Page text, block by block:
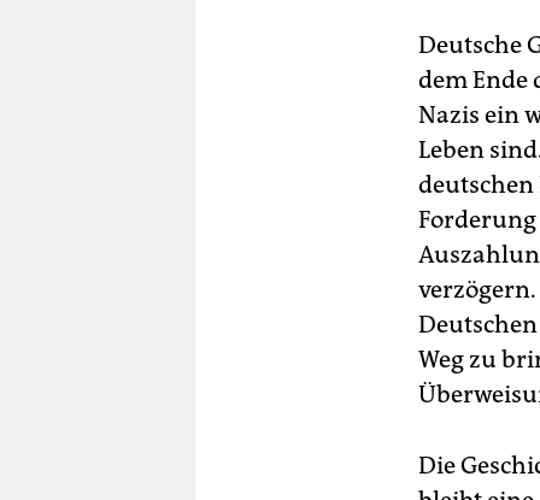
Deutsche
dem Ende
Nazis ein
Leben
Forderung
Weg zu
Die